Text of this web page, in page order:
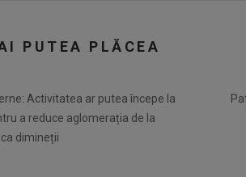
PUTEA PLĂCEA
Activitatea ar putea începe la
a reduce aglomerația de la
dimineții